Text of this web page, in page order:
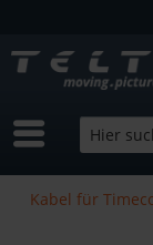
Kabel für